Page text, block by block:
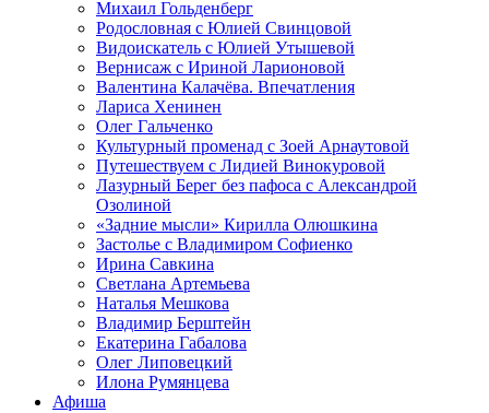
Михаил Гольденберг
Родословная с Юлией Свинцовой
Видоискатель с Юлией Утышевой
Вернисаж с Ириной Ларионовой
Валентина Калачёва. Впечатления
Лариса Хенинен
Олег Гальченко
Культурный променад с Зоей Арнаутовой
Путешествуем с Лидией Винокуровой
Лазурный Берег без пафоса с Александрой
Озолиной
«Задние мысли» Кирилла Олюшкина
Застолье с Владимиром Софиенко
Ирина Савкина
Светлана Артемьева
Наталья Мешкова
Владимир Берштейн
Екатерина Габалова
Олег Липовецкий
Илона Румянцева
Афиша